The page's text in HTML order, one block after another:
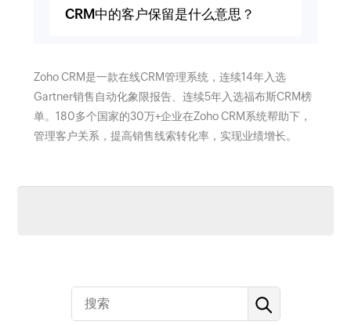
CRM中的客户保留是什么意思？
Zoho CRM是一款在线CRM管理系统，连续14年入选
Gartner销售自动化象限报告、连续5年入选福布斯CRM榜
单。180多个国家的30万+企业在Zoho CRM系统帮助下，
管理客户关系，提高销售线索转化率，实现业绩增长。